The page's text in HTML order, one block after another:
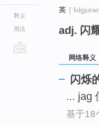
释义
用法
英
adj. 闪
网络释义
闪烁
... jag
基于18